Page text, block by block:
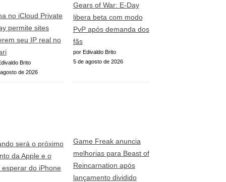
no iCloud Private
permite sites
seu IP real no
Brito
de 2026
Gears of War: E-Day
libera beta com modo
PvP após demanda dos
fãs
por Edivaldo Brito
5 de agosto de 2026
será o próximo
da Apple e o
esperar do iPhone
Game Freak anuncia
melhorias para Beast of
Reincarnation após
lançamento dividido